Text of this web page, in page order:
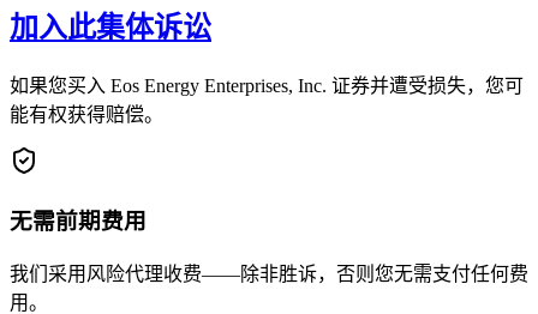
加入此集体诉讼
如果您买入 Eos Energy Enterprises, Inc. 证券并遭受损失，您可
能有权获得赔偿。
无需前期费用
我们采用风险代理收费——除非胜诉，否则您无需支付任何费
用。